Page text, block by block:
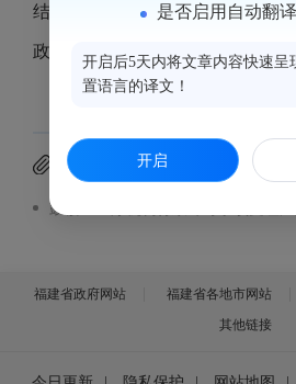
结果予以公示。现将2026年3月18
政受理事项汇总表予以公示。公示
附件下载
鼓楼区医疗机构行政许可事项受理汇总
福建省政府网站 福建省各地市网站
其他链接
是否启用自动翻
开启后5天内将文章内容快速呈
置语言的译文！
开启